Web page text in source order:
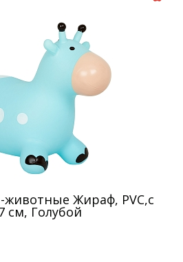
животные Жираф, PVC,с
см, Голубой